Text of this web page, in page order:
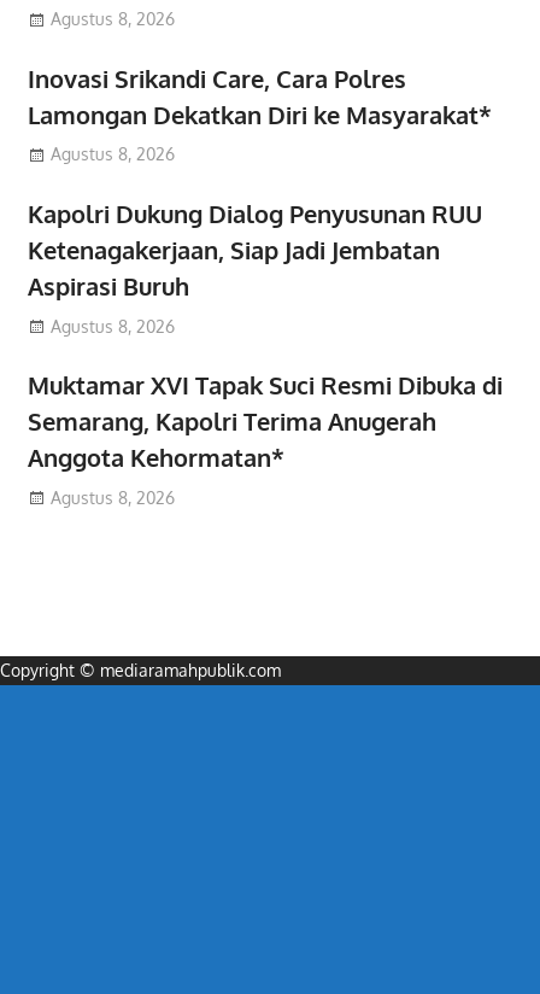
Agustus 8, 2026
Inovasi Srikandi Care, Cara Polres
Lamongan Dekatkan Diri ke Masyarakat*
Agustus 8, 2026
Kapolri Dukung Dialog Penyusunan RUU
Ketenagakerjaan, Siap Jadi Jembatan
Aspirasi Buruh
Agustus 8, 2026
Muktamar XVI Tapak Suci Resmi Dibuka di
Semarang, Kapolri Terima Anugerah
Anggota Kehormatan*
Agustus 8, 2026
Copyright © mediaramahpublik.com